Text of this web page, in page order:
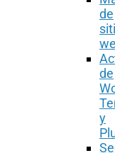
de
de
y